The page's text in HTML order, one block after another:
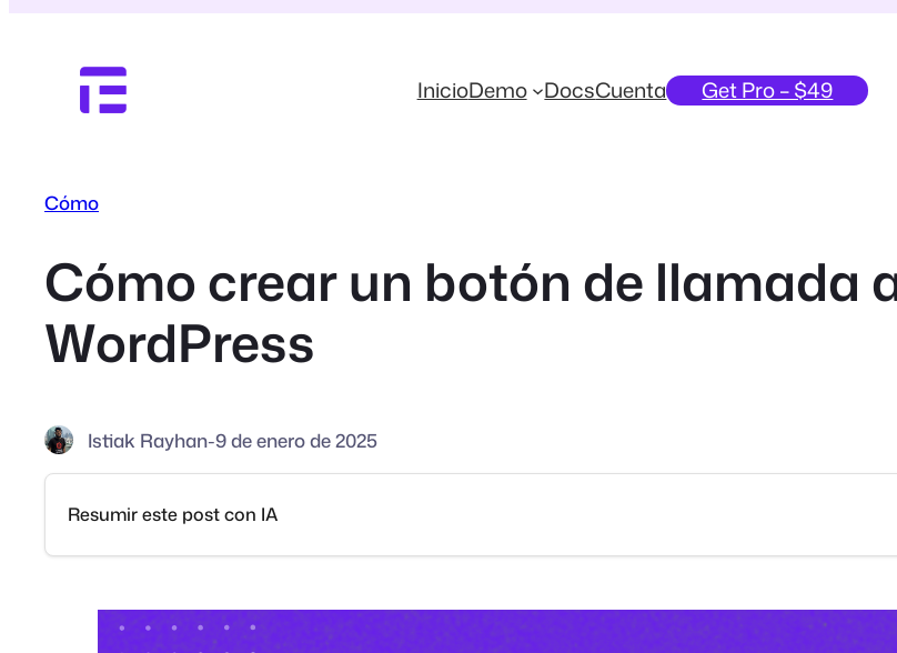
contenido
InicioDemo DocsCuenta Get Pro – $49
Cómo
Cómo crear un botón de llamada
WordPress
Istiak Rayhan-9 de enero de 2025
Resumir este post con IA